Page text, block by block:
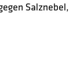
Salznebel,